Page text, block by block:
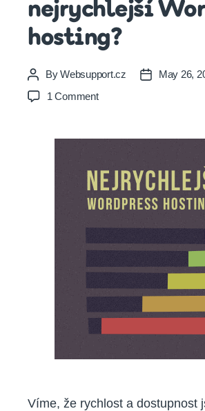
nejrychlejší
hosting?
Post
author
ByWebsupport.cz
PostMay 26,
1 Commenton
nejrychlejší
hosting?
Víme, že rychlost a dostupnost